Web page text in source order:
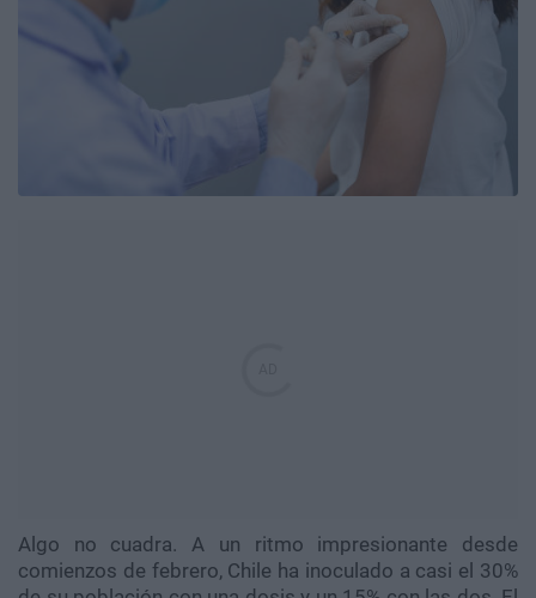
Algo no cuadra. A un ritmo impresionante desde
comienzos de febrero, Chile ha inoculado a casi el 30%